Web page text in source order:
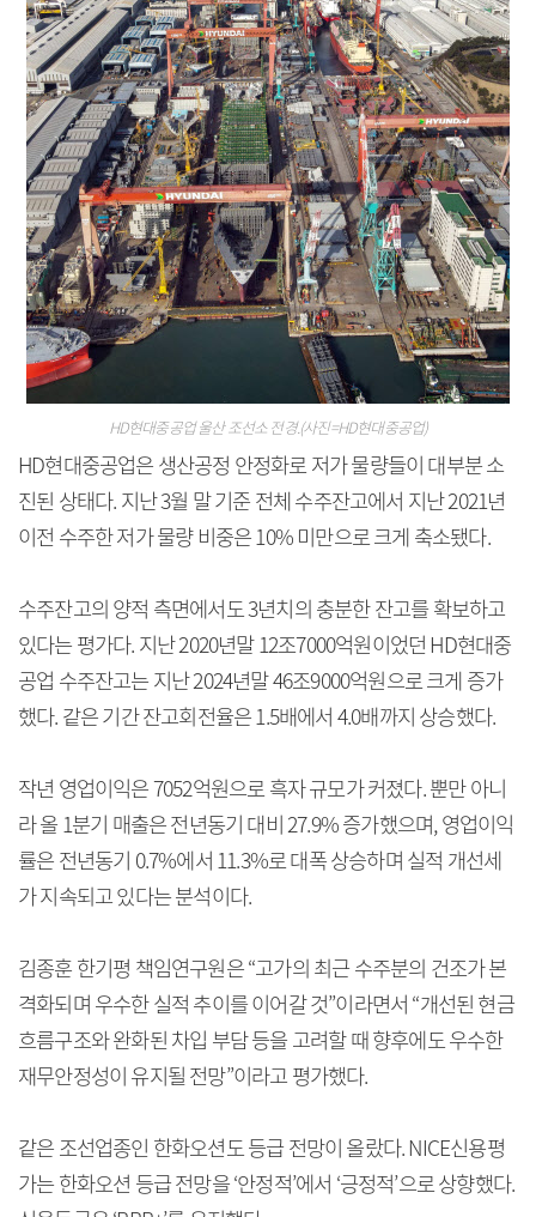
HD현대중공업 울산 조선소 전경.(사진=HD현대중공업)
HD현대중공업은 생산공정 안정화로 저가 물량들이 대부분 소
진된 상태다. 지난 3월 말 기준 전체 수주잔고에서 지난 2021년
이전 수주한 저가 물량 비중은 10% 미만으로 크게 축소됐다.
수주잔고의 양적 측면에서도 3년치의 충분한 잔고를 확보하고
있다는 평가다. 지난 2020년말 12조7000억원이었던 HD현대중
공업 수주잔고는 지난 2024년말 46조9000억원으로 크게 증가
했다. 같은 기간 잔고회전율은 1.5배에서 4.0배까지 상승했다.
작년 영업이익은 7052억원으로 흑자 규모가 커졌다. 뿐만 아니
라 올 1분기 매출은 전년동기 대비 27.9% 증가했으며, 영업이익
률은 전년동기 0.7%에서 11.3%로 대폭 상승하며 실적 개선세
가 지속되고 있다는 분석이다.
김종훈 한기평 책임연구원은 “고가의 최근 수주분의 건조가 본
격화되며 우수한 실적 추이를 이어갈 것”이라면서 “개선된 현금
흐름구조와 완화된 차입 부담 등을 고려할 때 향후에도 우수한
재무안정성이 유지될 전망”이라고 평가했다.
같은 조선업종인 한화오션도 등급 전망이 올랐다. NICE신용평
가는 한화오션 등급 전망을 ‘안정적’에서 ‘긍정적’으로 상향했다.